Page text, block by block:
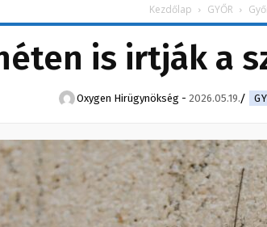
Kezdőlap GYŐR
is irtják a
Oxygen Hirügynökség - 2026.05.19.